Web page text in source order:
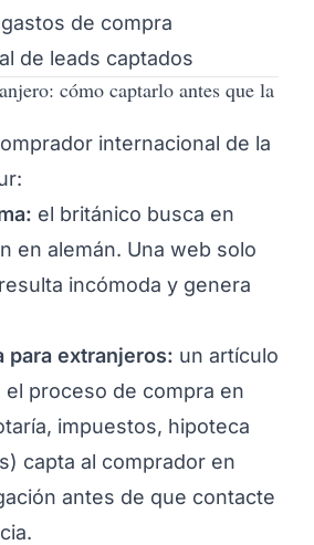
de compra
de leads captados
cómo captarlo antes que la
internacional de la
el británico busca en
en alemán. Una web solo
incómoda y genera
para extranjeros: un artículo
el proceso de compra en
impuestos, hipoteca
capta al comprador en
antes de que contacte